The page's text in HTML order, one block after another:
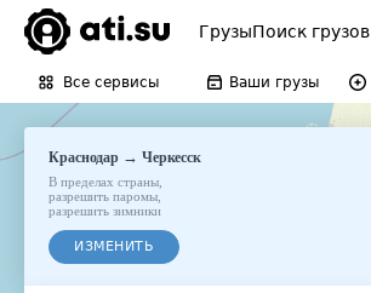
ГрузыПоиск грузов
Все сервисы Ваши грузы
Краснодар → Черкесск
В пределах страны
разрешить паромы
разрешить зимники
ИЗМЕНИТЬ